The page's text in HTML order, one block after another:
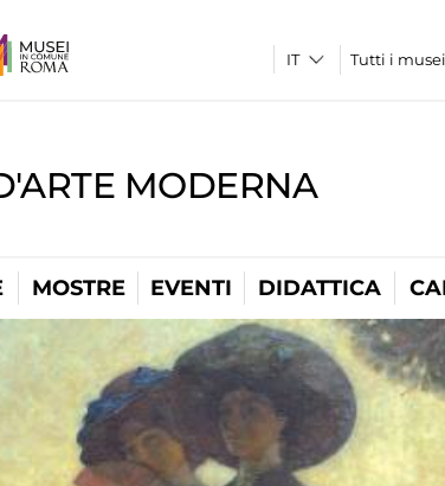
Tutti i musei
MODERNA
MOSTRE EVENTI DIDATTICA